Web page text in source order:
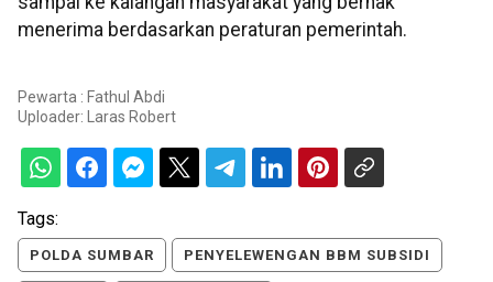
menerima berdasarkan peraturan pemerintah.
Pewarta : Fathul Abdi
Uploader:
Laras Robert
Tags:
POLDA SUMBAR PENYELEWENGAN BBM SUBSIDI